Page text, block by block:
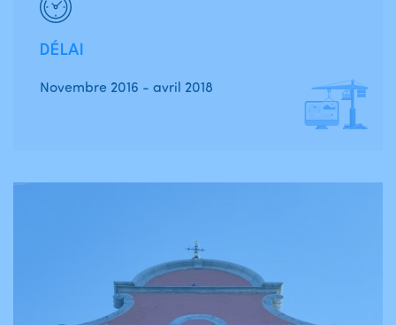
DÉLAI
Novembre 2016 - avril 2018